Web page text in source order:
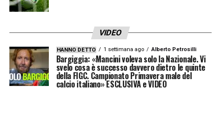
VIDEO
HANNO DETTO 1 settimana ago Alberto Petrosilli
Bargiggia: «Mancini voleva solo la Nazionale. Vi
svelo cosa è successo davvero dietro le quinte
della FIGC. Campionato Primavera male del
calcio italiano» ESCLUSIVA e VIDEO